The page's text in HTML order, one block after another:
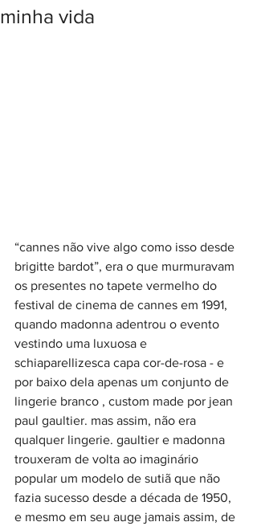
minha vida
“cannes não vive algo como isso desde
brigitte bardot”, era o que murmuravam
os presentes no tapete vermelho do
festival de cinema de cannes em 1991,
quando madonna adentrou o evento
vestindo uma luxuosa e
schiaparellizesca capa cor-de-rosa - e
por baixo dela apenas um conjunto de
lingerie branco , custom made por jean
paul gaultier. mas assim, não era
qualquer lingerie. gaultier e madonna
trouxeram de volta ao imaginário
popular um modelo de sutiã que não
fazia sucesso desde a década de 1950,
e mesmo em seu auge jamais assim, de